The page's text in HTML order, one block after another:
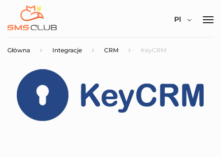
Pl
Główna Integracje CRM KeyCRM